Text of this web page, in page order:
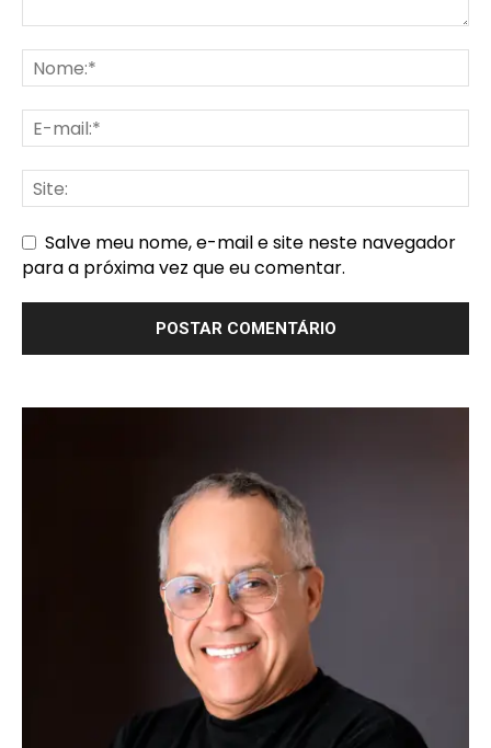
Salve meu nome, e-mail e site neste navegador
para a próxima vez que eu comentar.